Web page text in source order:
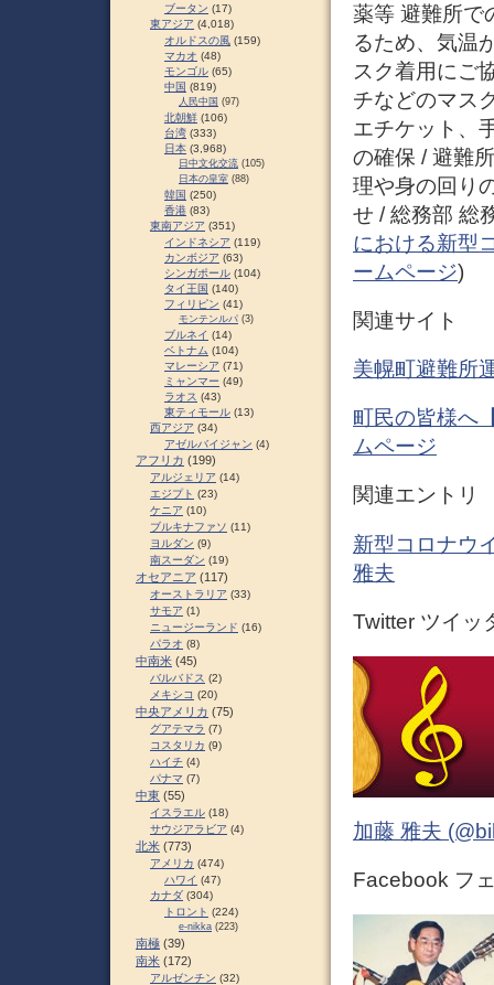
薬等 避難所で
るため、気温
スク着用にご
チなどのマス
エチケット、
の確保 / 避難
理や身の回り
せ / 総務部 総
における新型
ームページ)
関連サイト
美幌町避難所
町民の皆様へ
ムページ
関連エントリ
新型コロナウ
雅夫
Twitter ツイッ
加藤 雅夫
Facebook フ
ブータン (17)
東アジア (4,018)
オルドスの風 (159)
マカオ (48)
モンゴル (65)
中国 (819)
人民中国 (97)
北朝鮮 (106)
台湾 (333)
日本 (3,968)
日中文化交流 (105)
日本の皇室 (88)
韓国 (250)
香港 (83)
東南アジア (351)
インドネシア (119)
カンボジア (63)
シンガポール (104)
タイ王国 (140)
フィリピン (41)
モンテンルパ (3)
ブルネイ (14)
ベトナム (104)
マレーシア (71)
ミャンマー (49)
ラオス (43)
東ティモール (13)
西アジア (34)
アゼルバイジャン (4)
アフリカ (199)
アルジェリア (14)
エジプト (23)
ケニア (10)
ブルキナファソ (11)
ヨルダン (9)
南スーダン (19)
オセアニア (117)
オーストラリア (33)
サモア (1)
ニュージーランド (16)
パラオ (8)
中南米 (45)
バルバドス (2)
メキシコ (20)
中央アメリカ (75)
グアテマラ (7)
コスタリカ (9)
ハイチ (4)
パナマ (7)
中東 (55)
イスラエル (18)
サウジアラビア (4)
北米 (773)
アメリカ (474)
ハワイ (47)
カナダ (304)
トロント (224)
e-nikka (223)
南極 (39)
南米 (172)
アルゼンチン (32)